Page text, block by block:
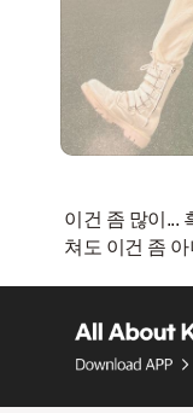
이건 좀 많이...